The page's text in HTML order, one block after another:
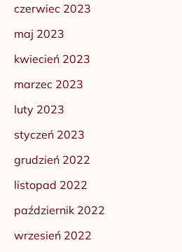
czerwiec 2023
maj 2023
kwiecień 2023
marzec 2023
luty 2023
styczeń 2023
grudzień 2022
listopad 2022
październik 2022
wrzesień 2022